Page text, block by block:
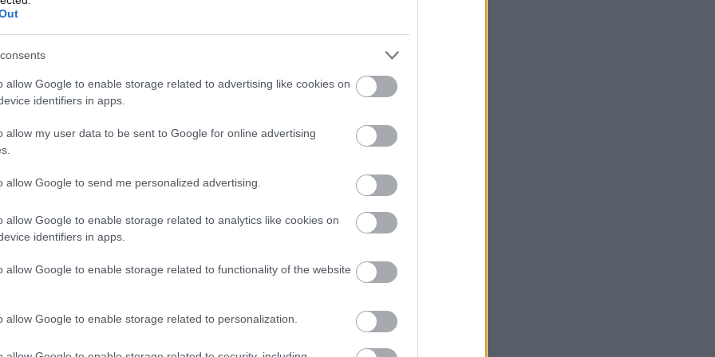
allow Google to enable storage related to advertising like cookies on
identifiers in apps.
allow my user data to be sent to Google for online advertising
allow Google to send me personalized advertising.
allow Google to enable storage related to analytics like cookies on
identifiers in apps.
allow Google to enable storage related to functionality of the website
allow Google to enable storage related to personalization.
day
komment
A BRITEK MÁR DUPLAANNYIT
ezer magnókazettát adtak el az Egyesült Királyságban, addig
– írta meg a Wired a Brit Hanglemezgyártók Szövetsége adatai
TOVÁBB →